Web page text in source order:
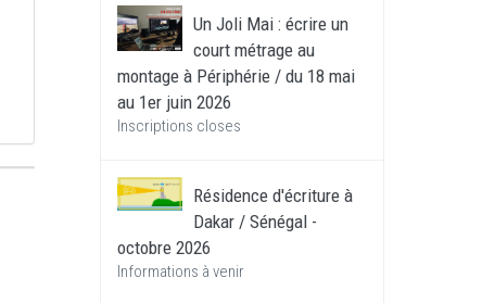
Un Joli Mai : écrire un
court métrage au
montage à Périphérie / du 18 mai
au 1er juin 2026
Inscriptions closes
Résidence d'écriture à
Dakar / Sénégal -
octobre 2026
Informations à venir